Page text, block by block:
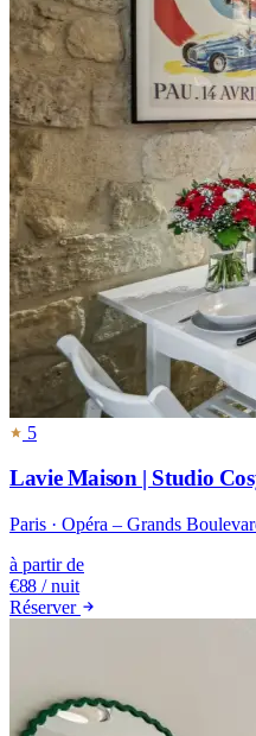
5
Lavie Maison | Studio
Paris · Opéra – Grands
à partir de
€88 / nuit
Réserver